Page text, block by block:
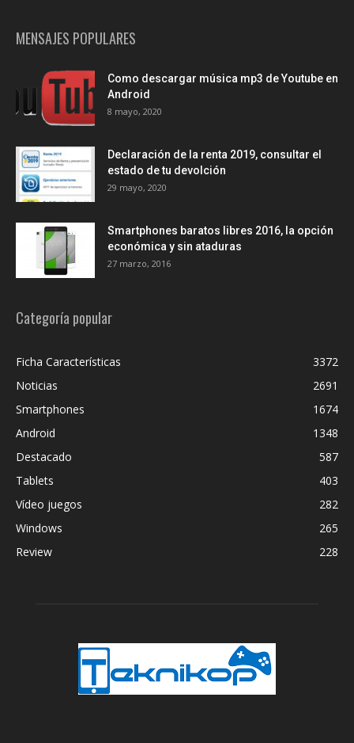
MENSAJES POPULARES
Como descargar música mp3 de Youtube en
Android
8 mayo, 2020
Declaración de la renta 2019, consultar el
estado de tu devolción
29 mayo, 2020
Smartphones baratos libres 2016, la opción
económica y sin ataduras
27 marzo, 2016
Categoría popular
Ficha Características
3372
Noticias
2691
Smartphones
1674
Android
1348
Destacado
587
Tablets
403
Vídeo juegos
282
Windows
265
Review
228